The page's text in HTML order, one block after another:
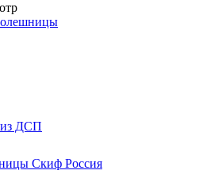
ДСП
Скиф Россия